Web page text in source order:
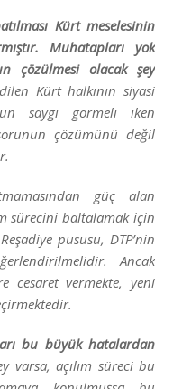
Kürt meselesinin
Muhatapları yok
çözülmesi olacak şey
Kürt halkının siyasi
saygı görmeli iken
çözümünü değil
güç alan
sürecini baltalamak için
pususu, DTP’nin
Ancak
cesaret vermekte, yeni
bu büyük hatalardan
varsa, açılım süreci bu